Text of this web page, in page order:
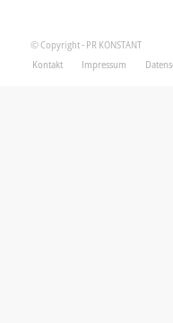
© Copyright - PR KONSTANT
Kontakt
Impressum